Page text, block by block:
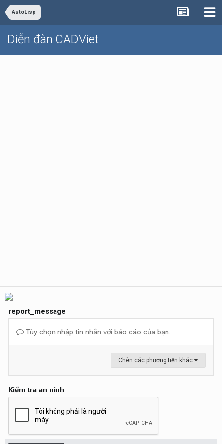
AutoLisp
Diễn đàn CADViet
report_message
Tùy chọn nhập tin nhắn với báo cáo của bạn.
Chèn các phương tiện khác
Kiểm tra an ninh